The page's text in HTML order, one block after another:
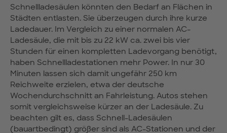
Schnellladesäulen könnten den Bedarf an Flächen in
Städten entlasten. Sie überzeugen durch ihre kurze
Ladedauer. Im Vergleich zu einer normalen AC-
Ladesäule, die mit bis zu 22 kW ca. zwei bis vier
Stunden für einen kompletten Ladevorgang benötigt,
haben Schnellladestationen mehr Power. In nur 30
Minuten lassen sich damit ungefähr 250 km
Reichweite erzielen, etwa der deutsche
Wochendurchschnitt an Fahrleistung. Autos stehen
somit vergleichsweise kürzer an der Ladesäule. Zu
beachten gilt es, dass Schnell-Ladesäulen
(bauartbedingt) größer sind als AC-Stationen und der